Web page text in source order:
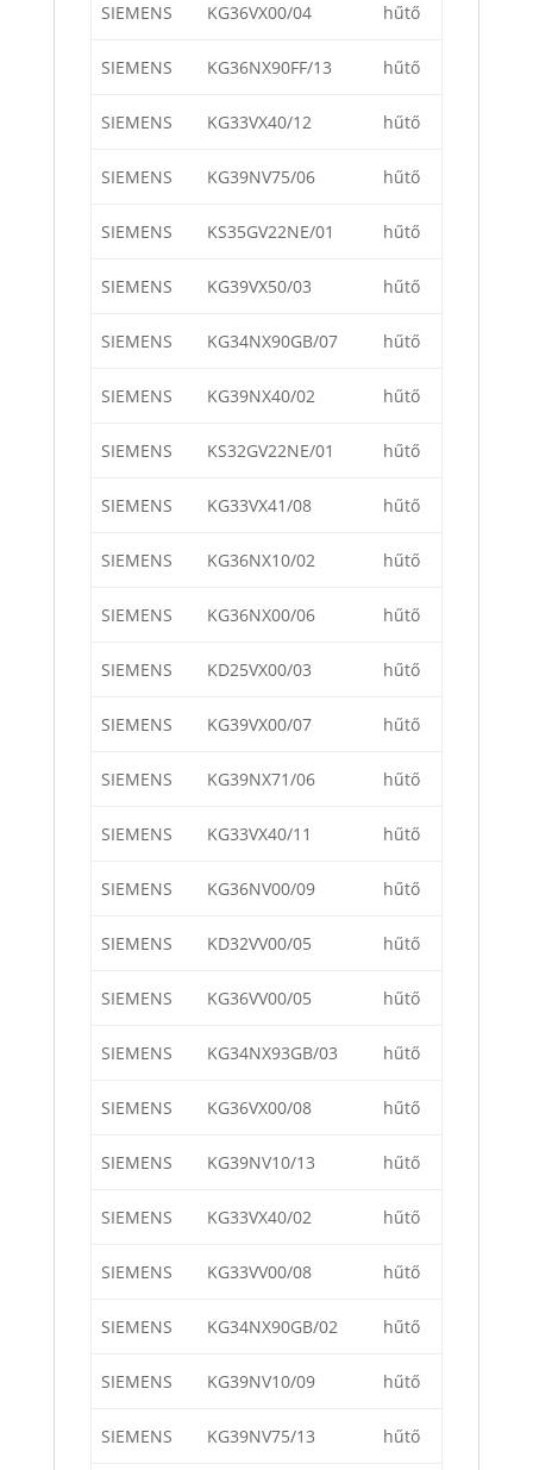
SIEMENS KG36VX00/04 hűtő
SIEMENS KG36NX90FF/13 hűtő
SIEMENS KG33VX40/12 hűtő
SIEMENS KG39NV75/06 hűtő
SIEMENS KS35GV22NE/01 hűtő
SIEMENS KG39VX50/03 hűtő
SIEMENS KG34NX90GB/07 hűtő
SIEMENS KG39NX40/02 hűtő
SIEMENS KS32GV22NE/01 hűtő
SIEMENS KG33VX41/08 hűtő
SIEMENS KG36NX10/02 hűtő
SIEMENS KG36NX00/06 hűtő
SIEMENS KD25VX00/03 hűtő
SIEMENS KG39VX00/07 hűtő
SIEMENS KG39NX71/06 hűtő
SIEMENS KG33VX40/11 hűtő
SIEMENS KG36NV00/09 hűtő
SIEMENS KD32VV00/05 hűtő
SIEMENS KG36VV00/05 hűtő
SIEMENS KG34NX93GB/03 hűtő
SIEMENS KG36VX00/08 hűtő
SIEMENS KG39NV10/13 hűtő
SIEMENS KG33VX40/02 hűtő
SIEMENS KG33VV00/08 hűtő
SIEMENS KG34NX90GB/02 hűtő
SIEMENS KG39NV10/09 hűtő
SIEMENS KG39NV75/13 hűtő